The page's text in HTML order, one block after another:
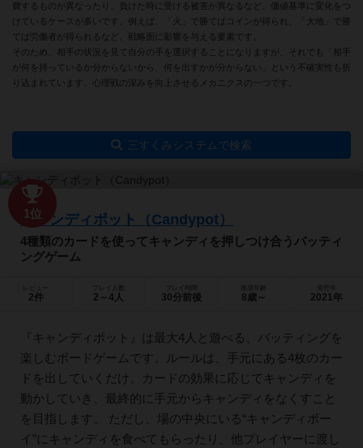
費するものが異なったり、負けた時に受ける被害が異なるなど、価値基準に変化をつ
けているケースが多いです。例えば、「火」で勝てばコインが得られ、「大地」で勝
てば労働者が得られるなど、戦略面に影響を与える要素です。
そのため、相手の状況を見て自分の手を選択することになりますが、それでも「相手
が何を持っているか分からないから、何を出すかが分からない」という不確実性も折
り込まれています。心理戦の深みを向上させるメカニクスの一つです。
三すくみシステムで検索
1位
キャンディポット（Candypot）
4種類のカードを使ってキャンディを押しつけ合うバッティ
ングゲーム
2件
プレイ人数
2～4人 30分前後 8歳～ 2021年
『キャンディポット』は最大4人と遊べる、バッティングを
楽しむボードゲームです。ルールは、手元にある4枚のカー
ドを出していくだけ。カードの効果に応じてキャンディを
動かしていき、最終的に手元からキャンディをなくすこと
を目指します。 ただし、場の中央にいる“キャンディボー
イ”にキャンディを食べてもらったり、他プレイヤーに渡し